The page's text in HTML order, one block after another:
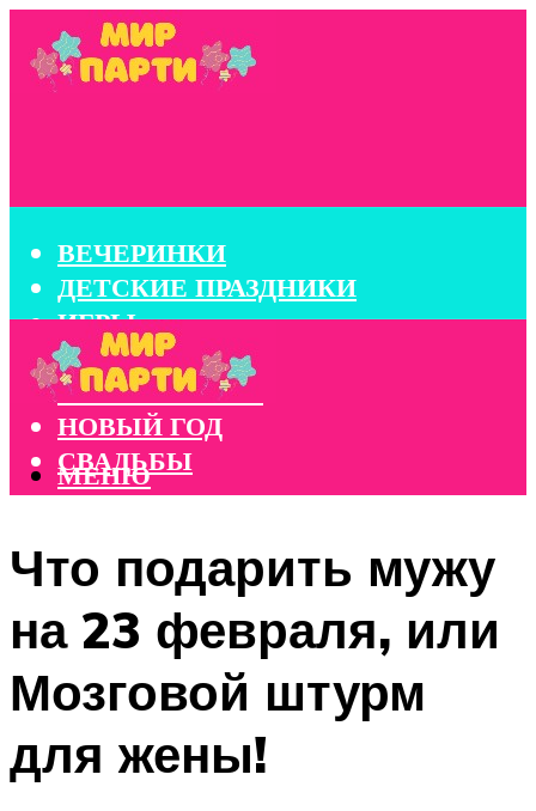
ВЕЧЕРИНКИ
ДЕТСКИЕ ПРАЗДНИКИ
ИГРЫ
КОНКУРСЫ
КОРПОРАТИВЫ
НОВЫЙ ГОД
СВАДЬБЫ
МЕНЮ
Что подарить мужу
на 23 февраля, или
Мозговой штурм
для жены!